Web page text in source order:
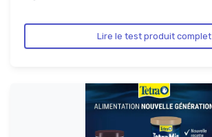
Lire le test produit complet